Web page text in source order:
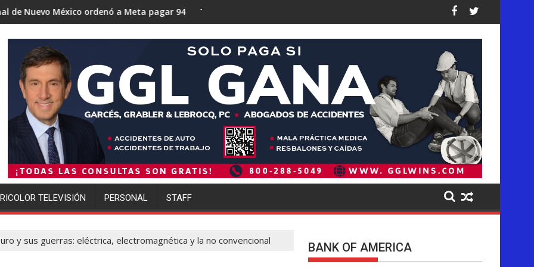
ordenó a Meta pagar 942 millones de dólares por los daños causados a los niños en sus plataformas
Trump se acerca a lograr la mayor operación de deportaciones de la historia de Estados
Ofensiva migratoria de Trump golpea
TELEVISIÓN PERSONAL STAFF
y sus guerras: eléctrica, electromagnética y la no convencional BANK OF AMERICA